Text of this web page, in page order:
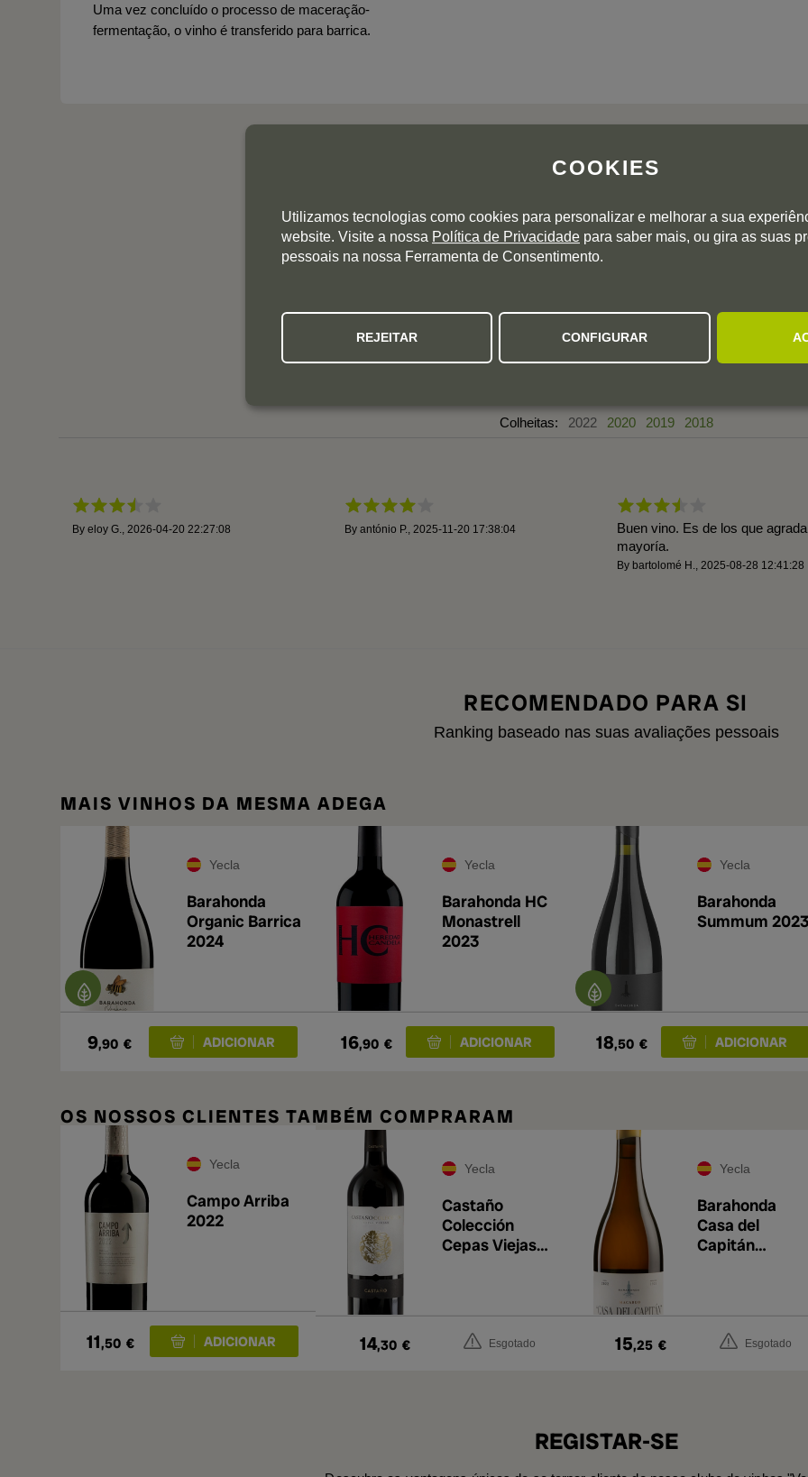
Uma vez concluído o processo de maceração-
fermentação, o vinho é transferido para barrica.
AVALIAÇÕES DOS UTILIZADORES
3
2
Colheitas: 2022 2020 2019 2018
By eloy G., 2026-04-20 22:27:08 By antónio P., 2025-11-20 17:38:04
Buen vino. Es de los que
mayoría.
By bartolomé H., 2025-08-28 12:41:28
RECOMENDADO PARA SI
Ranking baseado nas suas avaliações pessoais
MAIS VINHOS DA MESMA ADEGA
Yecla
Barahonda
Organic Barrica
2024
9,90 €
Yecla
Barahonda HC
Monastrell
2023
16,90 €
Yecla
Barahonda
Summum 2023
18,50 €
OS NOSSOS CLIENTES TAMBÉM COMPRARAM
Yecla
Campo Arriba
2022
11,50 €
Yecla
Castaño
Colección
Cepas Viejas
14,30 € Esgotado
Yecla
Barahonda
Casa del
Capitán
15,25 € Esgotado
REGISTAR-SE
COOKIES
Utilizamos tecnologias como cookies para personalizar e melhorar a sua
website. Visite a nossa Política de Privacidade para saber mais, ou gira as suas
pessoais na nossa Ferramenta de Consentimento.
REJEITAR CONFIGURAR